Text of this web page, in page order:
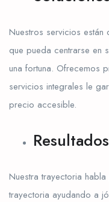
Nuestros servicios
que pueda centrarse en
una fortuna. Ofrecemos
servicios integrales le
precio accesible.
Nuestra trayectoria
trayectoria ayudando a